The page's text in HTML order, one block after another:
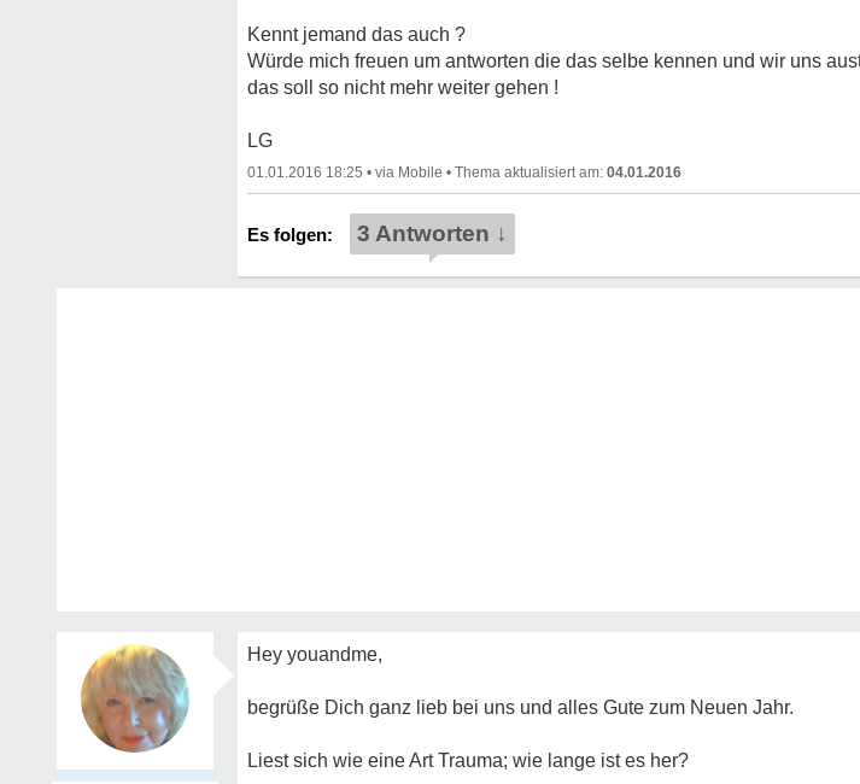
Kennt jemand das auch ?
Würde mich freuen um antworten die das selbe kennen und wir uns
das soll so nicht mehr weiter gehen !
LG
01.01.2016 18:25 • • 04.01.2016
3 Antworten ↓
Hey youandme,
begrüße Dich ganz lieb bei uns und alles Gute zum Neuen Jahr.
Liest sich wie eine Art Trauma; wie lange ist es her?